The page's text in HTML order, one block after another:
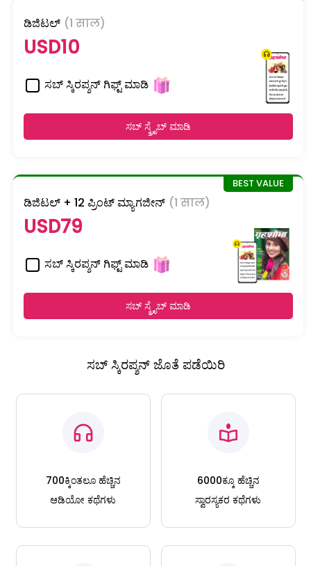
ಡಿಜಿಟಲ್ (1 साल)
USD10
ಸಬ್ ಸ್ಕಿರಪ್ಶನ್ ಗಿಫ್ಟ್ ಮಾಡಿ
ಸಬ್ ಸ್ಕ್ರೈಬ್ ಮಾಡಿ
ಡಿಜಿಟಲ್ + 12 ಪ್ರಿಂಟ್ ಮ್ಯಾಗಜೀನ್ (1 साल)
USD79
ಸಬ್ ಸ್ಕಿರಪ್ಶನ್ ಗಿಫ್ಟ್ ಮಾಡಿ
ಸಬ್ ಸ್ಕ್ರೈಬ್ ಮಾಡಿ
ಸಬ್ ಸ್ಕಿರಪ್ಶನ್ ಜೊತೆ ಪಡೆಯಿರಿ
700ಕ್ಕಿಂತಲೂ ಹೆಚ್ಚಿನ
ಆಡಿಯೋ ಕಥೆಗಳು
6000ಕ್ಕೂ ಹೆಚ್ಚಿನ
ಸ್ವಾರಸ್ಯಕರ ಕಥೆಗಳು